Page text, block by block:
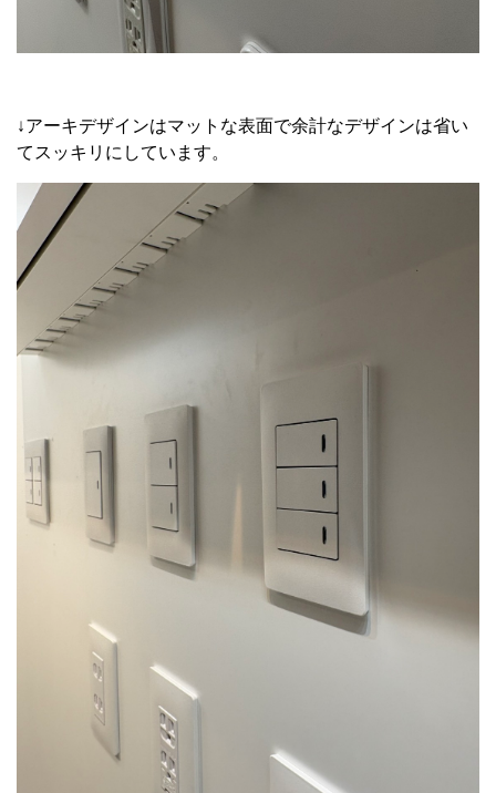
↓アーキデザインはマットな表面で余計なデザインは省い
てスッキリにしています。